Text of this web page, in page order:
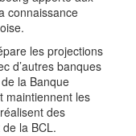
connaissance
les projections
d’autres banques
la Banque
maintiennent les
des
la BCL.